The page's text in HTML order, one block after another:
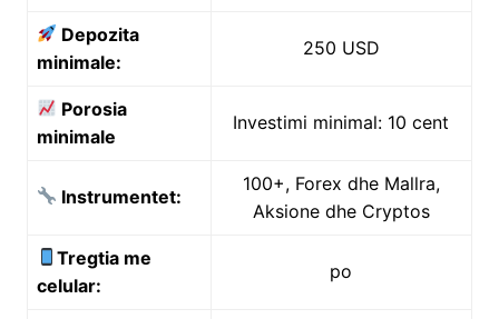
Depozita
minimale:
250 USD
Porosia
minimale
Investimi minimal: 10 cent
Instrumentet:
100+, Forex dhe Mallra,
Aksione dhe Cryptos
Tregtia me
celular:
po